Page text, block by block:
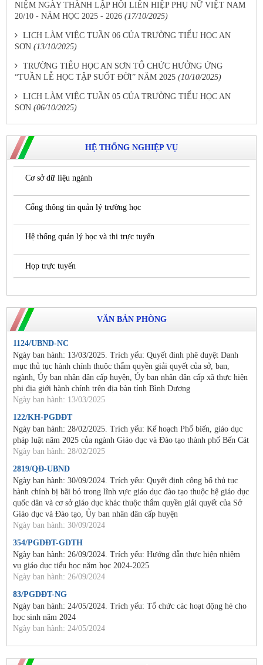
NIỆM NGÀY THÀNH LẬP HỘI LIÊN HIỆP PHỤ NỮ VIỆT NAM
20/10 - NĂM HỌC 2025 - 2026 (17/10/2025)
LỊCH LÀM VIỆC TUẦN 06 CỦA TRƯỜNG TIỂU HỌC AN
SƠN (13/10/2025)
TRƯỜNG TIỂU HỌC AN SƠN TỔ CHỨC HƯỞNG ỨNG
“TUẦN LỄ HỌC TẬP SUỐT ĐỜI” NĂM 2025 (10/10/2025)
LỊCH LÀM VIỆC TUẦN 05 CỦA TRƯỜNG TIỂU HỌC AN
SƠN (06/10/2025)
HỆ THỐNG NGHIỆP VỤ
Cơ sở dữ liệu ngành
Cổng thông tin quản lý trường học
Hệ thống quản lý học và thi trực tuyến
Họp trực tuyến
VĂN BẢN PHÒNG
1124/UBND-NC
Ngày ban hành: 13/03/2025. Trích yếu: Quyết đinh phê duyệt Danh
mục thủ tục hành chính thuộc thẩm quyền giải quyết của sở, ban,
ngành, Ủy ban nhân dân cấp huyện, Ủy ban nhân dân cấp xã thực hiện
phi địa giới hành chính trên địa bàn tỉnh Bình Dương
Ngày ban hành: 13/03/2025
122/KH-PGDĐT
Ngày ban hành: 28/02/2025. Trích yếu: Kế hoạch Phổ biến, giáo dục
pháp luật năm 2025 của ngành Giáo dục và Đào tạo thành phố Bến Cát
Ngày ban hành: 28/02/2025
2819/QĐ-UBND
Ngày ban hành: 30/09/2024. Trích yếu: Quyết định công bố thủ tục
hành chính bị bãi bỏ trong lĩnh vực giáo dục đào tạo thuộc hệ giáo dục
quốc dân và cơ sở giáo dục khác thuộc thẩm quyền giải quyết của Sở
Giáo dục và Đào tạo, Ủy ban nhân dân cấp huyện
Ngày ban hành: 30/09/2024
354/PGDĐT-GDTH
Ngày ban hành: 26/09/2024. Trích yếu: Hướng dẫn thực hiện nhiệm
vụ giáo dục tiểu học năm học 2024-2025
Ngày ban hành: 26/09/2024
83/PGDĐT-NG
Ngày ban hành: 24/05/2024. Trích yếu: Tổ chức các hoạt động hè cho
học sinh năm 2024
Ngày ban hành: 24/05/2024